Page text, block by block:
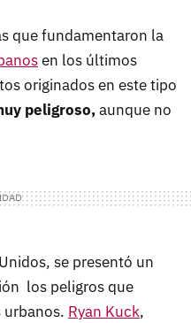
que fundamentaron la
en los últimos
originados en este tipo
peligroso,aunque no
se presentó un
los peligros que
Ryan Kuck,